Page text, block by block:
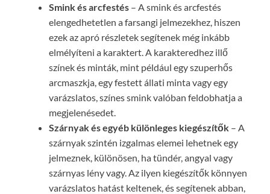
Smink és arcfestés – A smink és arcfestés
elengedhetetlen a farsangi jelmezekhez, hiszen
ezek az apró részletek segítenek még inkább
elmélyíteni a karaktert. A karakteredhez illő
színek és minták, mint például egy szuperhős
arcmaszkja, egy festett állati minta vagy egy
varázslatos, színes smink valóban feldobhatja a
megjelenésedet.
Szárnyak és egyéb különleges kiegészítők – A
szárnyak szintén izgalmas elemei lehetnek egy
jelmeznek, különösen, ha tündér, angyal vagy
szárnyas lény vagy. Az ilyen kiegészítők könnyen
varázslatos hatást keltenek, és segítenek abban,